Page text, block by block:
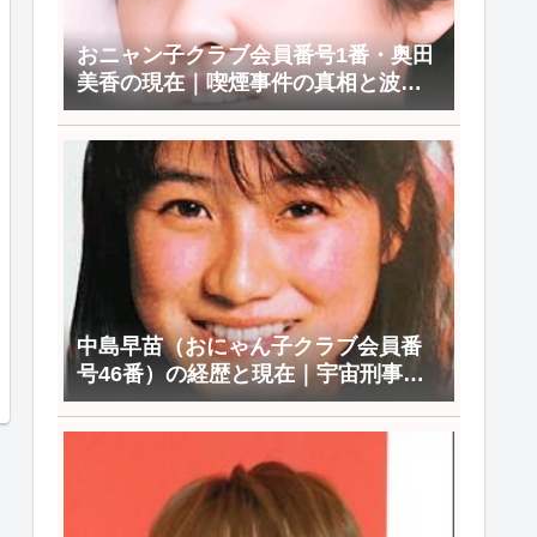
おニャン子クラブ会員番号1番・奥田
美香の現在｜喫煙事件の真相と波乱
の人生
中島早苗（おにゃん子クラブ会員番
号46番）の経歴と現在｜宇宙刑事ギ
ャバン子役から芸能界引退まで